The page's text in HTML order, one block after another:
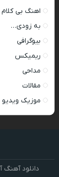
اهنگ بی کلام
به زودی…
بیوگرافی
ریمیکس
مداحی
مقالات
موزیک ویدیو
دانلود